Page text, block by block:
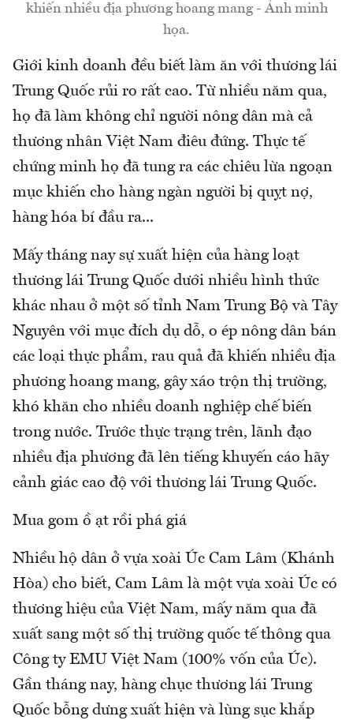
khiến nhiều địa phương hoang mang - Ảnh minh
họa.
Giới kinh doanh đều biết làm ăn với thương lái
Trung Quốc rủi ro rất cao. Từ nhiều năm qua,
họ đã làm không chỉ người nông dân mà cả
thương nhân Việt Nam điêu đứng. Thực tế
chứng minh họ đã tung ra các chiêu lừa ngoạn
mục khiến cho hàng ngàn người bị quỵt nợ,
hàng hóa bí đầu ra...
Mấy tháng nay sự xuất hiện của hàng loạt
thương lái Trung Quốc dưới nhiều hình thức
khác nhau ở một số tỉnh Nam Trung Bộ và Tây
Nguyên với mục đích dụ dỗ, o ép nông dân bán
các loại thực phẩm, rau quả đã khiến nhiều địa
phương hoang mang, gây xáo trộn thị trường,
khó khăn cho nhiều doanh nghiệp chế biến
trong nước. Trước thực trạng trên, lãnh đạo
nhiều địa phương đã lên tiếng khuyến cáo hãy
cảnh giác cao độ với thương lái Trung Quốc.
Mua gom ồ ạt rồi phá giá
Nhiều hộ dân ở vựa xoài Úc Cam Lâm (Khánh
Hòa) cho biết, Cam Lâm là một vựa xoài Úc có
thương hiệu của Việt Nam, mấy năm qua đã
xuất sang một số thị trường quốc tế thông qua
Công ty EMU Việt Nam (100% vốn của Úc).
Gần tháng nay, hàng chục thương lái Trung
Quốc bỗng dưng xuất hiện và lùng sục khắp